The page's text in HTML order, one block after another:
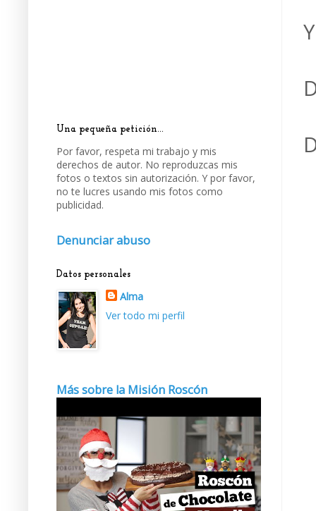
Una pequeña petición...
Por favor, respeta mi trabajo y mis
derechos de autor. No reproduzcas mis
fotos o textos sin autorización. Y por favor,
no te lucres usando mis fotos como
publicidad.
Denunciar abuso
Datos personales
Alma
Ver todo mi perfil
Más sobre la Misión Roscón